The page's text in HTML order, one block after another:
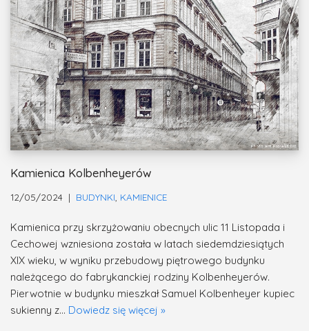
Kamienica Kolbenheyerów
12/05/2024 BUDYNKI KAMIENICE
Kamienica przy skrzyżowaniu obecnych ulic 11 Listopada i
Cechowej wzniesiona została w latach siedemdziesiątych
XIX wieku, w wyniku przebudowy piętrowego budynku
należącego do fabrykanckiej rodziny Kolbenheyerów.
Pierwotnie w budynku mieszkał Samuel Kolbenheyer kupiec
sukienny z… Dowiedz się więcej »